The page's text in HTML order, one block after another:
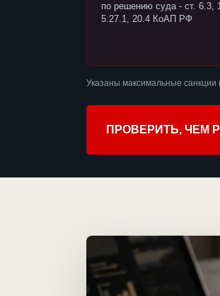
по решению суда - ст. 6.3,
5.27.1, 20.4 КоАП РФ
Указаны максимальные
ПРОВЕРИТЬ, ЧЕМ